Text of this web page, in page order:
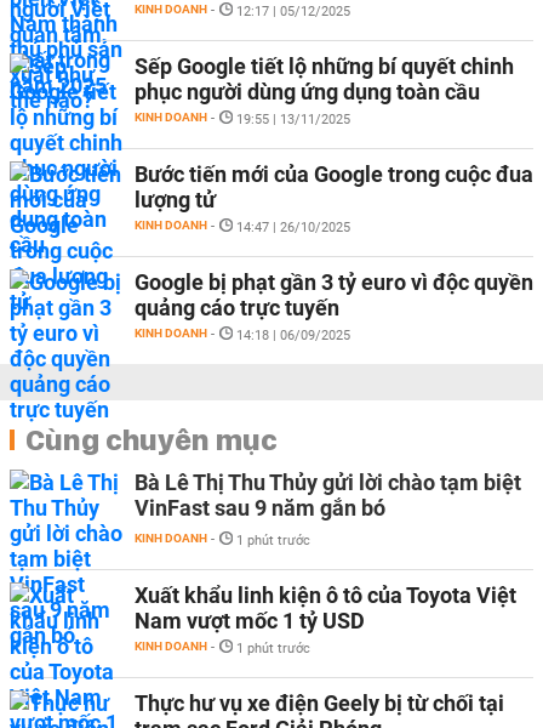
KINH DOANH - 12:17 | 05/12/2025
Sếp Google tiết lộ những bí quyết chinh
phục người dùng ứng dụng toàn cầu
KINH DOANH - 19:55 | 13/11/2025
Bước tiến mới của Google trong cuộc đua
lượng tử
KINH DOANH - 14:47 | 26/10/2025
Google bị phạt gần 3 tỷ euro vì độc quyền
quảng cáo trực tuyến
KINH DOANH - 14:18 | 06/09/2025
Cùng chuyên mục
Bà Lê Thị Thu Thủy gửi lời chào tạm biệt
VinFast sau 9 năm gắn bó
KINH DOANH - 1 phút trước
Xuất khẩu linh kiện ô tô của Toyota Việt
Nam vượt mốc 1 tỷ USD
KINH DOANH - 1 phút trước
Thực hư vụ xe điện Geely bị từ chối tại